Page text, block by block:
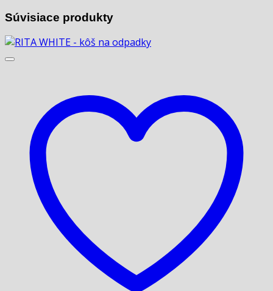
Súvisiace produkty